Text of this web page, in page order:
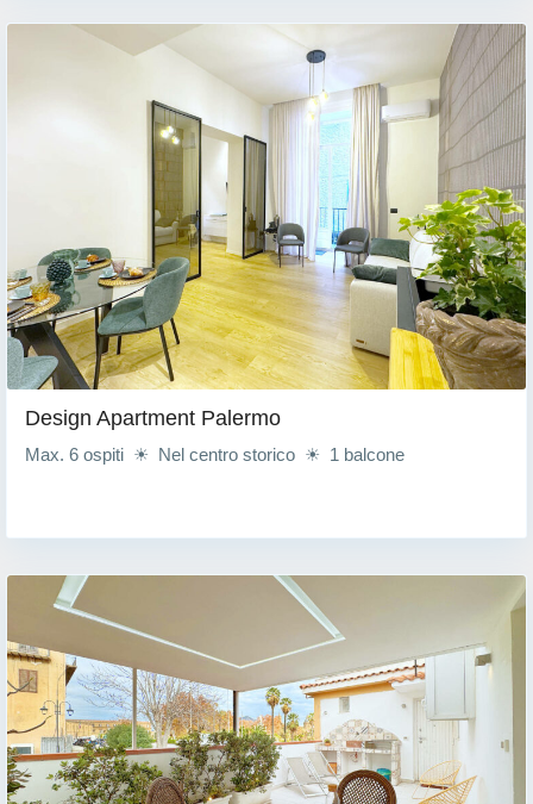
Design Apartment Palermo
Max. 6 ospiti ☀ Nel centro storico ☀ 1 balcone